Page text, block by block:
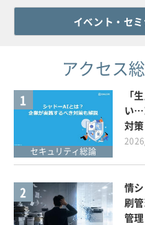
イベント・セ
アクセス
1
セキュリティ総論
「
い
対策
2
情
刷
管